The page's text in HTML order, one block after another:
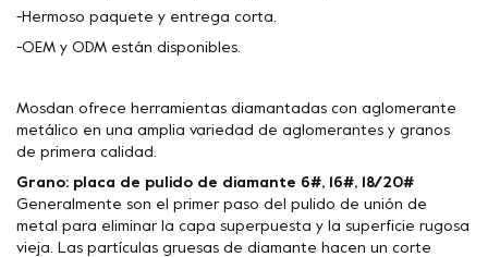
-Hermoso paquete y entrega corta.
-OEM y ODM están disponibles.
Mosdan ofrece herramientas diamantadas con aglomerante
metálico en una amplia variedad de aglomerantes y granos
de primera calidad.
Grano: placa de pulido de diamante 6#, 16#, 18/20#
Generalmente son el primer paso del pulido de unión de
metal para eliminar la capa superpuesta y la superficie rugosa
vieja. Las partículas gruesas de diamante hacen un corte